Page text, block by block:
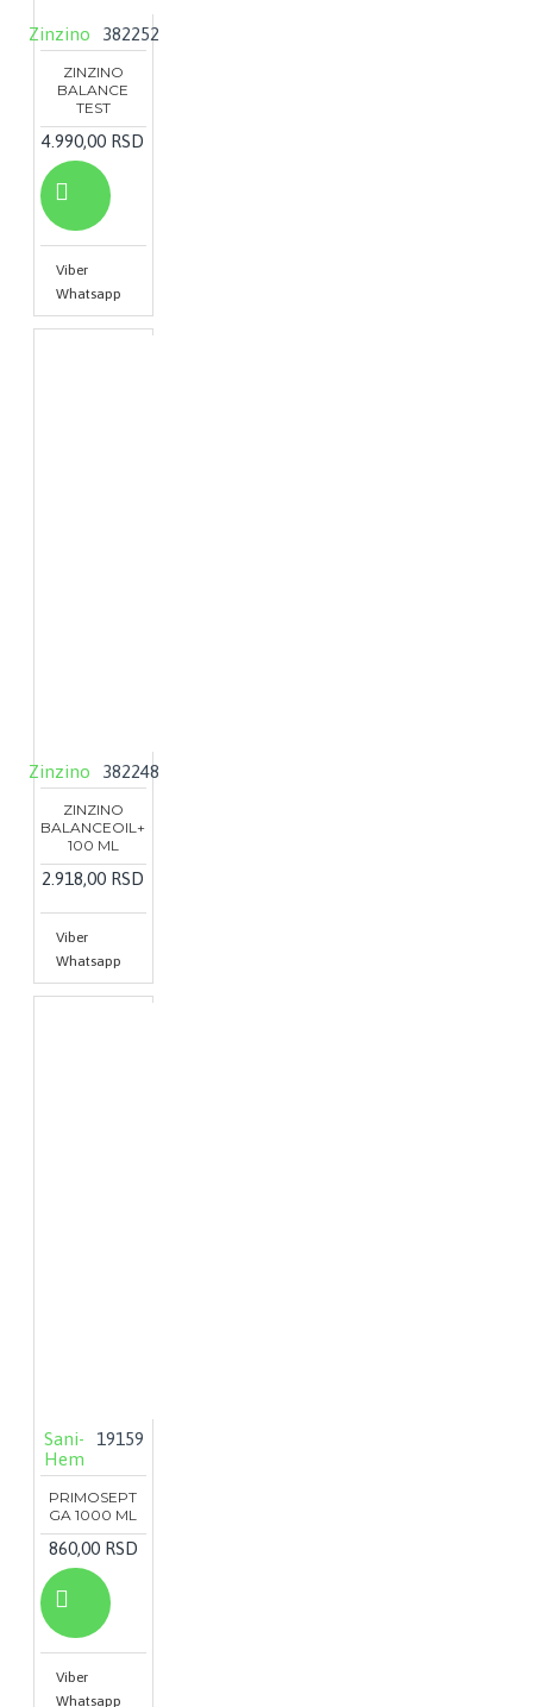
Zinzino 382252
ZINZINO
BALANCE
TEST
4.990,00 RSD
Viber
Whatsapp
Zinzino 382248
ZINZINO
BALANCEOIL+
100 ML
2.918,00 RSD
Viber
Whatsapp
Sani-
Hem
19159
PRIMOSEPT
GA 1000 ML
860,00 RSD
Viber
Whatsapp